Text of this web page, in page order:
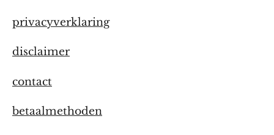
privacyverklaring
disclaimer
contact
betaalmethoden